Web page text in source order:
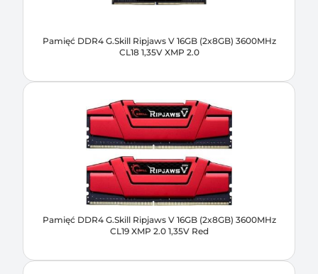
Pamięć DDR4 G.Skill Ripjaws V 16GB (2x8GB) 3600MHz
CL18 1,35V XMP 2.0
Pamięć DDR4 G.Skill Ripjaws V 16GB (2x8GB) 3600MHz
CL19 XMP 2.0 1,35V Red